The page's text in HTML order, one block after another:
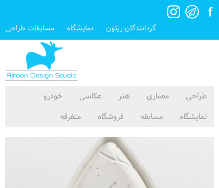
گردانندگان ریتون نمایشگاه مسابقات طراحی
طراحی معماری هنر عکاسی
خودرو
نمایشگاه
مسابقه فروشگاه متفرقه